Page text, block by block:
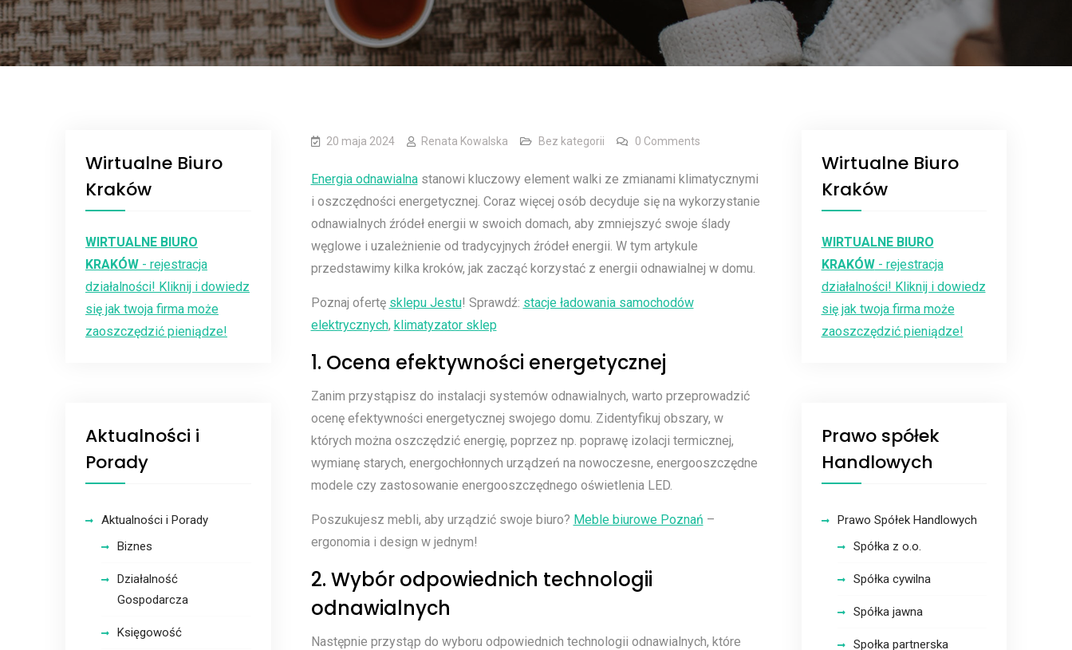
20 maja 2024 Renata Kowalska Bez kategorii 0 Comments
Energia odnawialnastanowi kluczowy element walki ze zmianami klimatycznymi
i oszczędności energetycznej. Coraz więcej osób decyduje się na wykorzystanie
odnawialnych źródeł energii w swoich domach, aby zmniejszyć swoje ślady
węglowe i uzależnienie od tradycyjnych źródeł energii. W tym artykule
przedstawimy kilka kroków, jak zacząć korzystać z energii odnawialnej w domu.
Poznaj ofertę sklepu Jestu! Sprawdź: stacje ładowania samochodów
elektrycznych, klimatyzator sklep
1. Ocena efektywności energetycznej
Zanim przystąpisz do instalacji systemów odnawialnych, warto przeprowadzić
ocenę efektywności energetycznej swojego domu. Zidentyfikuj obszary, w
których można oszczędzić energię, poprzez np. poprawę izolacji termicznej,
wymianę starych, energochłonnych urządzeń na nowoczesne, energooszczędne
modele czy zastosowanie energooszczędnego oświetlenia LED.
Poszukujesz mebli, aby urządzić swoje biuro? Meble biurowe Poznań –
ergonomia i design w jednym!
2. Wybór odpowiednich technologii
odnawialnych
Następnie przystąp do wyboru odpowiednich technologii odnawialnych, które
Wirtualne Biuro
Kraków
WIRTUALNE BIURO
KRAKÓW- rejestracja
działalności! Kliknij i dowiedz
się jak twoja firma może
zaoszczędzić pieniądze!
Prawo spółek
Handlowych
Prawo Spółek Handlowych
Spółka z o.o.
Spółka cywilna
Spółka jawna
Społka partnerska
Wirtualne Biuro
Kraków
WIRTUALNE BIURO
KRAKÓW - rejestracja
działalności! Kliknij i dowiedz
się jak twoja firma może
zaoszczędzić pieniądze!
Aktualności i
Porady
Aktualności i Porady
Biznes
Działalność
Gospodarcza
Księgowość